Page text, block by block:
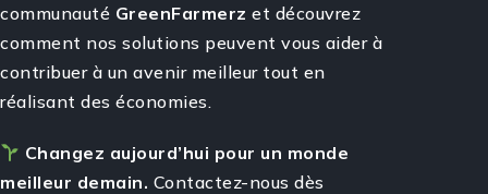
communauté GreenFarmerz et découvrez
comment nos solutions peuvent vous aider à
contribuer à un avenir meilleur tout en
réalisant des économies.
Changez aujourd’hui pour un monde
meilleur demain. Contactez-nous dès